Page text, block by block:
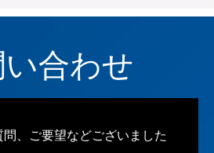
合わせ
、ご要望などございました